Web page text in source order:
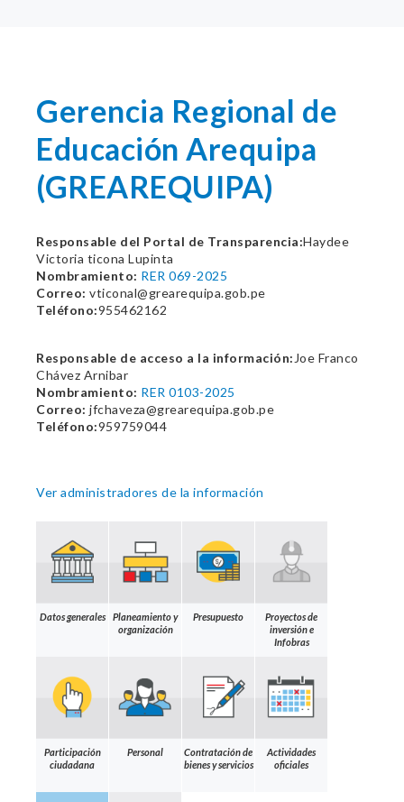
Gerencia Regional de
Educación Arequipa
(GREAREQUIPA)
Responsable del Portal de Transparencia:Haydee
Victoria ticona Lupinta
Nombramiento: RER 069-2025
Correo: vticonal@grearequipa.gob.pe
Teléfono:955462162
Responsable de acceso a la información: Joe Franco
Chávez Arnibar
Nombramiento: RER 0103-2025
Correo: jfchaveza@grearequipa.gob.pe
Teléfono:959759044
Ver administradores de la información
Datos generales
Planeamiento y
organización
Presupuesto
Proyectos de
inversión e
Infobras
Participación
ciudadana
Personal
Contratación de
bienes y servicios
Actividades
oficiales